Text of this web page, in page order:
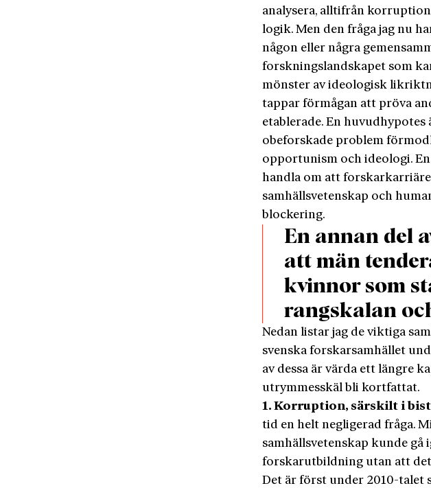
analysera, alltifrån
logik. Men den fråga jag nu
någon eller några
forskningslandskapet som
mönster av ideologisk
tappar förmågan att pröva
etablerade. En
obeforskade problem
opportunism och ideologi.
handla om att
samhällsvetenskap och
blockering.
En annan del
att män
kvinnor som
rangskalan
Nedan listar jag de viktiga
svenska forskarsamhället
av dessa är värda ett längre
utrymmesskäl bli kortfattat.
1. Korruption, särskilt i
tid en helt negligerad fråga.
samhällsvetenskap kunde gå
forskarutbildning utan att
Det är först under 2010-talet